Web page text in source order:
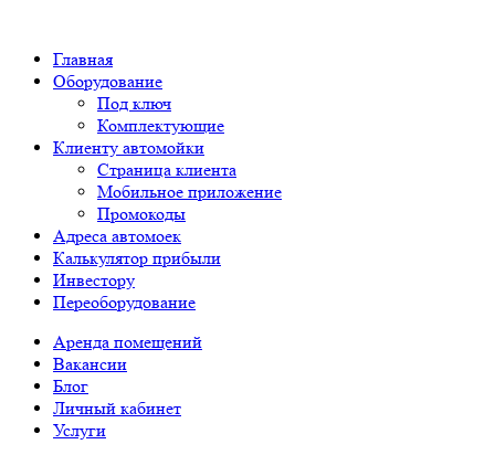
Главная
Оборудование
Под ключ
Комплектующие
Клиенту автомойки
Страница клиента
Мобильное приложение
Промокоды
Адреса автомоек
Калькулятор прибыли
Инвестору
Переоборудование
Аренда помещений
Вакансии
Блог
Личный кабинет
Услуги